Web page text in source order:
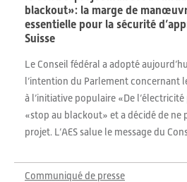
blackout»: la marge de
essentielle pour la sécurité
Suisse
Le Conseil fédéral a adopté
l’intention du Parlement
à l’initiative populaire «De
«stop au blackout» et a décidé de ne
projet. L’AES salue le message du
Communiqué de presse